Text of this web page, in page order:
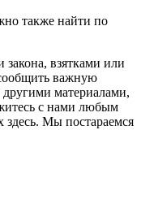
также найти по
взятками или
важную
материалами,
с нами любым
Мы постараемся